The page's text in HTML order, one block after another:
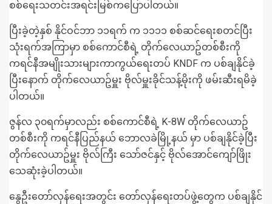
စစ်ရေးသတင်းအရင်းမြစ်ကပြောပါတယ်။
ပြီးခဲ့တဲ့နှစ် နိုင်ဝင်ဘာ ၁၁ရက် က ၁၁၁၁ စစ်ဆင်ရေးစတင်ပြီး
သုံးရက်အကြာမှာ စစ်ကောင်စီရဲ့ တိုက်လေယာဥ်တစ်စီးကို
ကရင်နီအမျိုးသားများကာကွယ်ရေးတပ် KNDF က ပစ်ချနိုင်ခဲ့
ပြီးနောက် တိုက်လေယာဥ်မှူး ဗိုလ်မှူးခိုင်သန့်မိုးကို ဖမ်းဆီးရမိခဲ့
ပါတယ်။
ဇွန်လ ၃၀ရက်မှာလည်း စစ်ကောင်စီရဲ့ K-8W တိုက်လေယာဥ်
တစ်စီးကို ကရင်နီပြည်နယ် ဘောလခဲမြို့နယ် မှာ ပစ်ချနိုင်ခဲ့ပြီး
တိုက်လေယာဥ်မှူး ဗိုလ်ကြီး သော်ဇင်နှင့် ဗိုလ်အောင်ကျော်ဖြိုး
သေဆုံးခဲ့ပါတယ်။
နွေဦးတော်လှန်ရေးအတွင်း တော်လှန်ရေးတပ်ဖွဲ့တွေက ပစ်ချနိုင်